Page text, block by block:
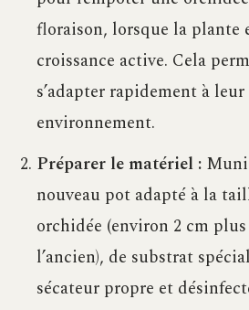
floraison, lorsque la plante
croissance active. Cela
s’adapter rapidement à
environnement.
Préparer le matériel :
nouveau pot adapté à la
orchidée (environ 2 cm
l’ancien), de substrat
sécateur propre et